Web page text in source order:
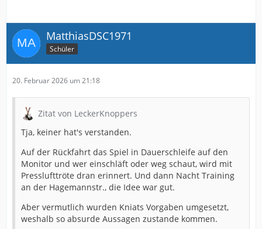
MatthiasDSC1971
Schüler
20. Februar 2026 um 21:18
Zitat von LeckerKnoppers
Tja, keiner hat's verstanden.
Auf der Rückfahrt das Spiel in Dauerschleife auf den
Monitor und wer einschläft oder weg schaut, wird mit
Presslufttröte dran erinnert. Und dann Nacht Training
an der Hagemannstr., die Idee war gut.
Aber vermutlich wurden Kniats Vorgaben umgesetzt,
weshalb so absurde Aussagen zustande kommen.